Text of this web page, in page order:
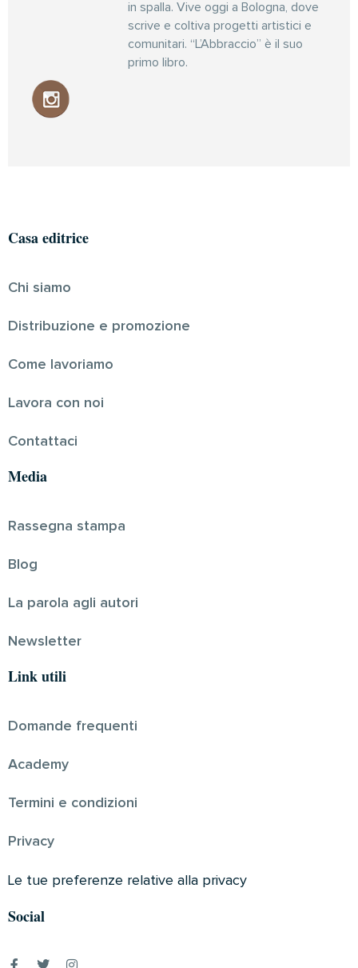
in spalla. Vive oggi a Bologna, dove
scrive e coltiva progetti artistici e
comunitari. “L’Abbraccio” è il suo
primo libro.
Casa editrice
Chi siamo
Distribuzione e promozione
Come lavoriamo
Lavora con noi
Contattaci
Media
Rassegna stampa
Blog
La parola agli autori
Newsletter
Link utili
Domande frequenti
Academy
Termini e condizioni
Privacy
Le tue preferenze relative alla privacy
Social